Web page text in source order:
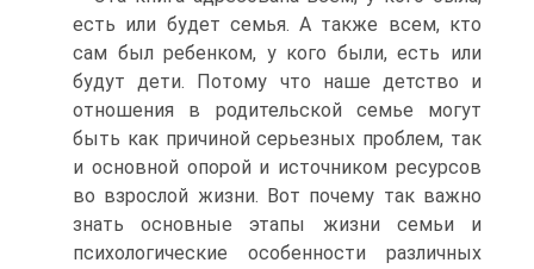
есть или будет семья. А также всем, кто
сам был ребенком, у кого были, есть или
будут дети. Потому что наше детство и
отношения в родительской семье могут
быть как причиной серьезных проблем, так
и основной опорой и источником ресурсов
во взрослой жизни. Вот почему так важно
знать основные этапы жизни семьи и
психологические особенности различных